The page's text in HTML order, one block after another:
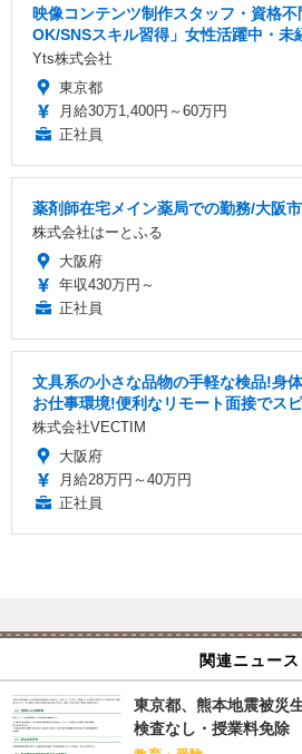
映像コンテンツ制作スタッフ・資格
OK/SNSスキル習得」女性活躍中・未
Yts株式会社
東京都
月給30万1,400円～60万円
正社員
薬剤師在宅メイン薬局での勤務/大阪
株式会社はーとふる
大阪府
年収430万円～
正社員
文具系の小さな品物の手軽な検品!身
お仕事環境!便利なリモート面接でス
株式会社VECTIM
大阪府
月給28万円～40万円
正社員
関連ニュース
東京都、熊本地震被災
検査なし・授業料免除